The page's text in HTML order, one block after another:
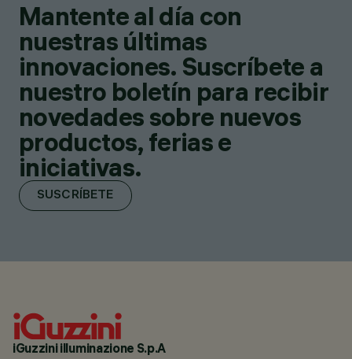
Mantente al día con
nuestras últimas
innovaciones. Suscríbete a
nuestro boletín para recibir
novedades sobre nuevos
productos, ferias e
iniciativas.
SUSCRÍBETE
iGuzzini illuminazione S.p.A